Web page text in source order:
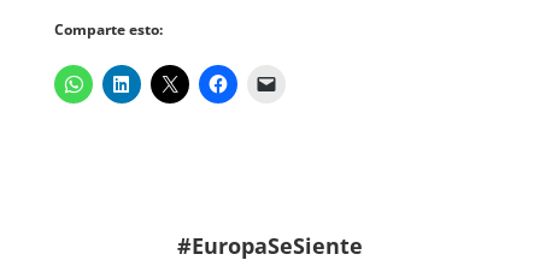
Comparte esto:
#EuropaSeSiente